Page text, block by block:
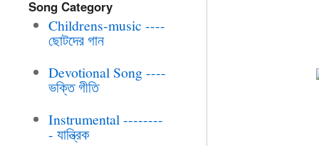
Song Category
Childrens-music ----
ছোটদের গান
Devotional Song ----
ভক্তি গীতি
Instrumental --------
- যান্ত্রিক